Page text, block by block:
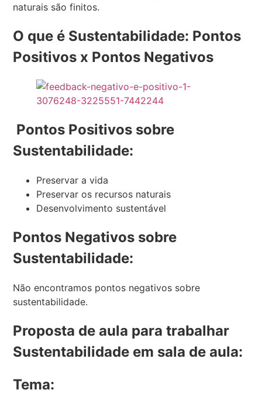
naturais são finitos.
O que é Sustentabilidade: Pontos
Positivos x Pontos Negativos
Pontos Positivos sobre
Sustentabilidade:
Preservar a vida
Preservar os recursos naturais
Desenvolvimento sustentável
Pontos Negativos sobre
Sustentabilidade:
Não encontramos pontos negativos sobre
sustentabilidade.
Proposta de aula para trabalhar
Sustentabilidade em sala de aula:
Tema: